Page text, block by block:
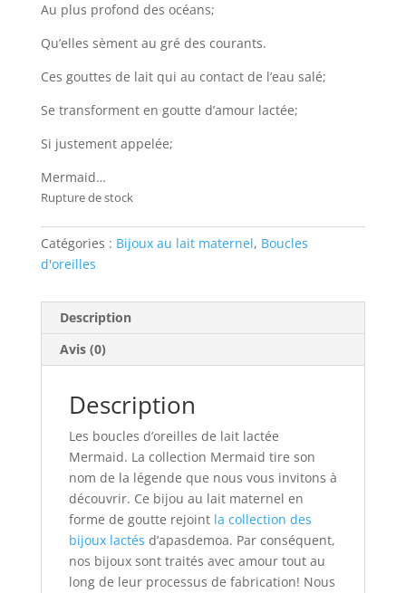
Au plus profond des océans;
Qu’elles sèment au gré des courants.
Ces gouttes de lait qui au contact de l’eau salé;
Se transforment en goutte d’amour lactée;
Si justement appelée;
Mermaid…
Rupture de stock
Catégories : Bijoux au lait maternel, Boucles
d'oreilles
Description
Avis (0)
Description
Les boucles d’oreilles de lait lactée
Mermaid. La collection Mermaid tire son
nom de la légende que nous vous invitons à
découvrir. Ce bijou au lait maternel en
forme de goutte rejoint la collection des
bijoux lactés d’apasdemoa. Par conséquent,
nos bijoux sont traités avec amour tout au
long de leur processus de fabrication! Nous